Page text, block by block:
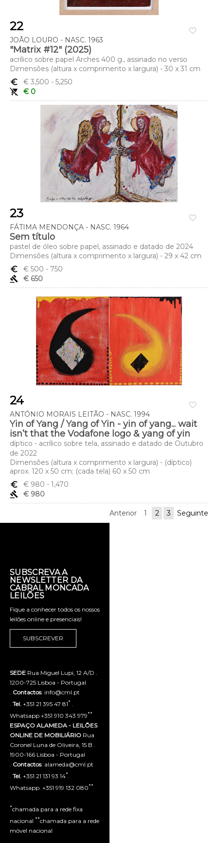
favorite_border
22
JOÃO LOURO - NASC. 1963
"Matrix #12" (2025)
acrílico sobre papel Arches 400 g., assinado no verso
Dimensões (altura x comprimento x largura) - 30 x 31 cm
euro_symbol
€ 3,500 - 5,250
remove_shopping_cart
€ 0
favorite_border
23
FÁTIMA MENDONÇA - NASC. 1964
Sem título
pastel de óleo sobre papel, assinado e datado de 2024
Dimensões (altura x comprimento x largura) - 29 x 42 cm
euro_symbol
€ 500 - 750
gavel
€ 650
favorite_border
24
ANTÓNIO MORAIS LEITÃO - NASC. 1994
Yin of Yang / Yang of Yin - yin of yang... wait
isn’t that the Vodafone logo & yang of yin
díptico - acrílico sobre tela, assinado e datado de Outubro
de 2022
Dimensões (altura x comprimento x largura) - (díptico)
aprox. 120 x 50 cm; (cada tela) 60 x 50 cm
euro_symbol
€ 980 - 1,470
gavel
€ 980
Anterior 1 2 3 Seguinte
SUBSCREVA A
NEWSLETTER DA
CABRAL MONCADA
LEILÕES
Fique a conhecer todos os nossos
leilões online e presenciais!
SUBSCREVER
SEDE Rua Miguel Lupi, 12 A/D .
1200-725 Lisboa - Portugal
. Contactos: info@cml.pt
. Tel. +351 21 395 47 81* .
Whatsapp +351 910 343 979**
ESPAÇO ALAMEDA - LEILÕES
ONLINE DE MOBILIÁRIO Rua
Coronel Luna de Oliveira, 15 B .
1900-166 Lisboa - Portugal
. Contactos: alameda@cml.pt
. Tel. +351 21 131 93 14*.
Whatsapp. +351 919 132 080**
*chamada para a rede fixa
nacional **chamada para a rede
móvel nacional